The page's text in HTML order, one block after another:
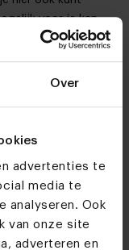
Over
advertenties te
media te
analyseren. Ook
van onze site
adverteren en
voor je kan
complete
een
gratis
perfecte